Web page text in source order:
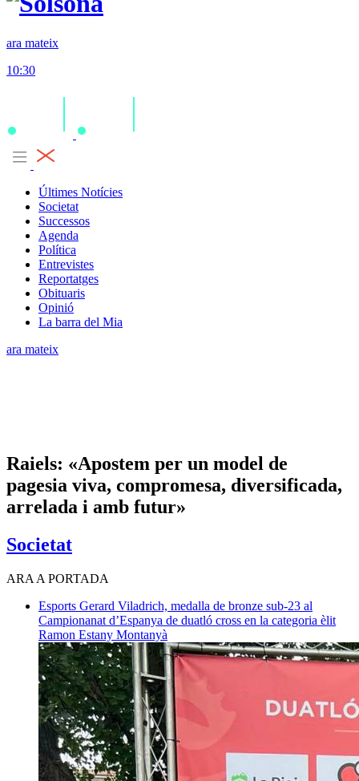
ara mateix
10:30
Últimes Notícies
Societat
Successos
Agenda
Política
Entrevistes
Reportatges
Obituaris
Opinió
La barra del Mia
ara mateix
Raiels: «Apostem per un model de
pagesia viva, compromesa, diversificada,
arrelada i amb futur»
Societat
ARA A PORTADA
Esports Gerard Viladrich, medalla de bronze sub-23 al
Campionanat d’Espanya de duatló cross en la categoria èlit
Ramon Estany Montanyà